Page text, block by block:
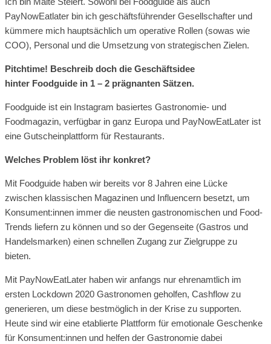
PayNowEatlater bin ich geschäftsführender Gesellschafter und
kümmere mich hauptsächlich um operative Rollen (sowas wie
COO), Personal und die Umsetzung von strategischen Zielen.
Pitchtime! Beschreib doch die Geschäftsidee
hinter Foodguide in 1 – 2 prägnanten Sätzen.
Foodguide ist ein Instagram basiertes Gastronomie- und
Foodmagazin, verfügbar in ganz Europa und PayNowEatLater ist
eine Gutscheinplattform für Restaurants.
Welches Problem löst ihr konkret?
Mit Foodguide haben wir bereits vor 8 Jahren eine Lücke
zwischen klassischen Magazinen und Influencern besetzt, um
Konsument:innen immer die neusten gastronomischen und Food-
Trends liefern zu können und so der Gegenseite (Gastros und
Handelsmarken) einen schnellen Zugang zur Zielgruppe zu
bieten.
Mit PayNowEatLater haben wir anfangs nur ehrenamtlich im
ersten Lockdown 2020 Gastronomen geholfen, Cashflow zu
generieren, um diese bestmöglich in der Krise zu supporten.
Heute sind wir eine etablierte Plattform für emotionale Geschenke
für Konsument:innen und helfen der Gastronomie dabei